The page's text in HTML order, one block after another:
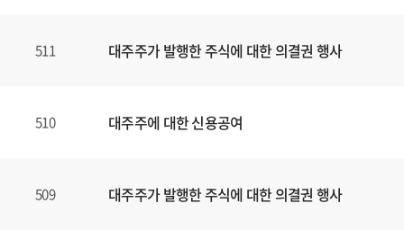
511 대주주가 발행한 주식에 대한 의결권 행사
510 대주주에 대한 신용공여
509 대주주가 발행한 주식에 대한 의결권 행사